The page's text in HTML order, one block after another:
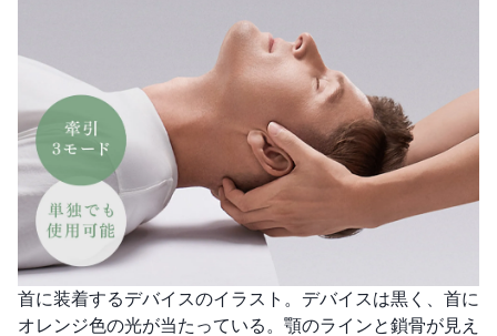
首に装着するデバイスのイラスト。デバイスは黒く、首に
オレンジ色の光が当たっている。顎のラインと鎖骨が見え